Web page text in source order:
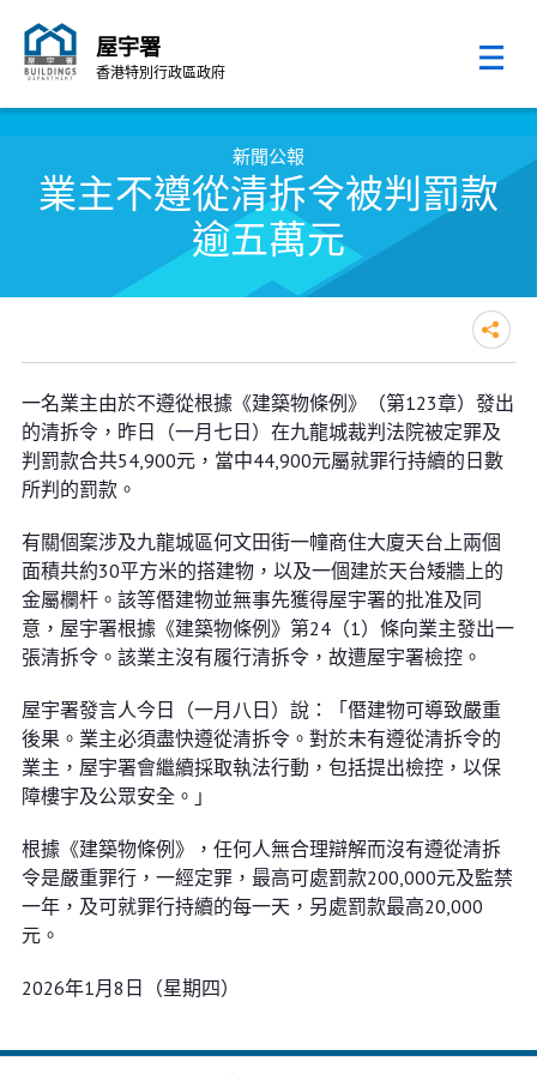
屋宇署
香港特別行政區政府
新聞公報
業主不遵從清拆令被判罰款
逾五萬元
業主不遵從清拆令被判罰款逾五萬
元
一名業主由於不遵從根據《建築物條例》（第123章）發出
的清拆令，昨日（一月七日）在九龍城裁判法院被定罪及
判罰款合共54,900元，當中44,900元屬就罪行持續的日數
所判的罰款。
有關個䅁涉及九龍城區何文田街一幢商住大廈天台上兩個
面積共約30平方米的搭建物，以及一個建於天台矮牆上的
金屬欄杆。該等僭建物並無事先獲得屋宇署的批准及同
意，屋宇署根據《建築物條例》第24（1）條向業主發出一
張清拆令。該業主沒有履行清拆令，故遭屋宇署檢控。
屋宇署發言人今日（一月八日）說：「僭建物可導致嚴重
後果。業主必須盡快遵從清拆令。對於未有遵從清拆令的
業主，屋宇署會繼續採取執法行動，包括提出檢控，以保
障樓宇及公眾安全。」
根據《建築物條例》，任何人無合理辯解而沒有遵從清拆
令是嚴重罪行，一經定罪，最高可處罰款200,000元及監禁
一年，及可就罪行持續的每一天，另處罰款最高20,000
元。
2026年1月8日（星期四）